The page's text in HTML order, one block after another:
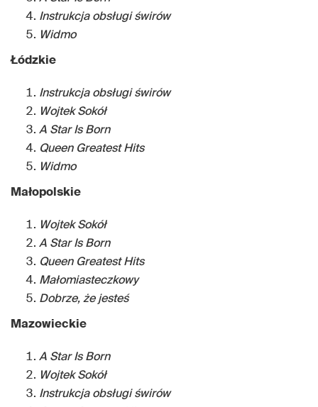
Instrukcja obsługi świrów
Widmo
Łódzkie
Instrukcja obsługi świrów
Wojtek Sokół
A Star Is Born
Queen Greatest Hits
Widmo
Małopolskie
Wojtek Sokół
A Star Is Born
Queen Greatest Hits
Małomiasteczkowy
Dobrze, że jesteś
Mazowieckie
A Star Is Born
Wojtek Sokół
Instrukcja obsługi świrów